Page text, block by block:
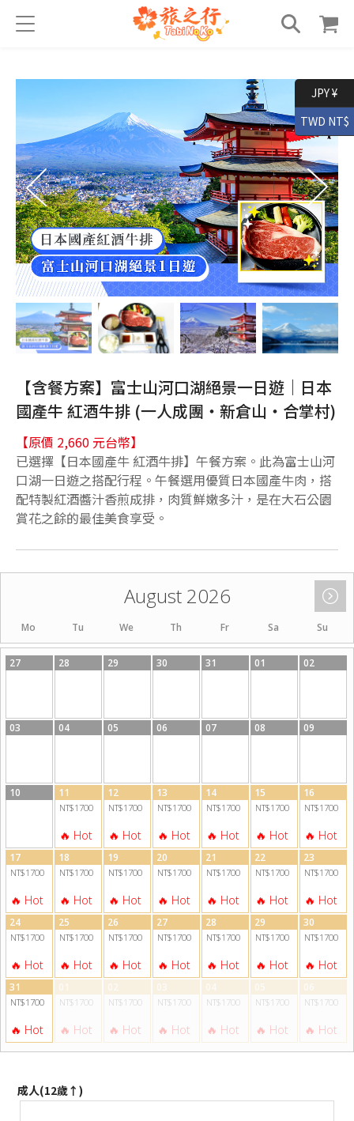
【含餐方案】富士山河口湖絕景一日遊｜日本
國產牛 紅酒牛排 (一人成團・新倉山・合掌村)
【原價 2,660 元台幣】
已選擇【日本國產牛 紅酒牛排】午餐方案。此為富士山河
口湖一日遊之搭配行程。午餐選用優質日本國產牛肉，搭
配特製紅酒醬汁香煎成排，肉質鮮嫩多汁，是在大石公園
賞花之餘的最佳美食享受。
August 2026
Mo Tu We Th Fr Sa Su
27 28 29 30 31 01 02
03 04 05 06 07 08 09
10 11
NT$1700
12
NT$1700
13
NT$1700
14
NT$1700
15
NT$1700
16
NT$1700
17
NT$1700
18
NT$1700
19
NT$1700
20
NT$1700
21
NT$1700
22
NT$1700
23
NT$1700
24
NT$1700
25
NT$1700
26
NT$1700
27
NT$1700
28
NT$1700
29
NT$1700
30
NT$1700
31
NT$1700
01
NT$1700
02
NT$1700
03
NT$1700
04
NT$1700
05
NT$1700
06
NT$1700
成人(12歲↑)
JPY ¥
TWD NT$